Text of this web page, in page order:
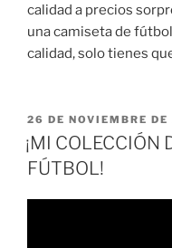
calidad a precios
una camiseta de
calidad, solo tienes
PUBLICADO
EL
26 DE NOVIEMBRE
¡MI COLECCIÓN
FÚTBOL!